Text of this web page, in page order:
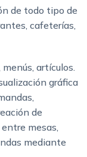
de todo tipo de
cafeterías,
artículos.
gráfica
de
mesas,
mediante